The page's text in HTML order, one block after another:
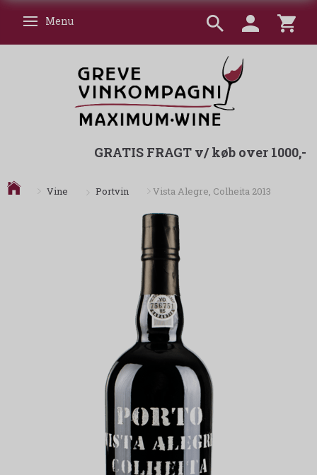
Skifte navigation
Menu
GRATIS FRAGT v/ køb over 1000,-
Vine Portvin Vista Alegre, Colheita 2013